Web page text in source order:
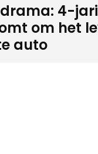
4-
om het
auto